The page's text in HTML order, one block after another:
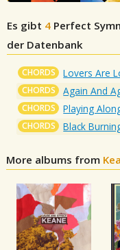
Es gibt 4 Perfect
der Datenbank
CHORDS Lovers Are
CHORDS Again And
CHORDS Playing
CHORDS Black
More albums from